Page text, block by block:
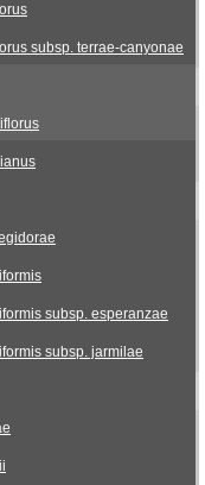
subsp. terrae-canyonae
subsp. esperanzae
subsp. jarmilae